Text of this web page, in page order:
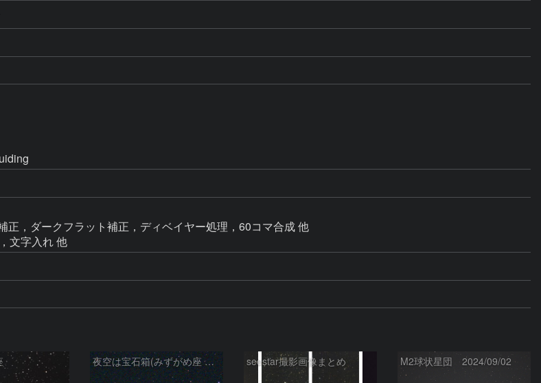
，ダークフラット補正，ディベイヤー処理，60コマ合成 他
文字入れ 他
夜空は宝石箱(みずがめ座 M2) Seestar50 seestar撮影画像まとめ M2球状星団 2024/09/02